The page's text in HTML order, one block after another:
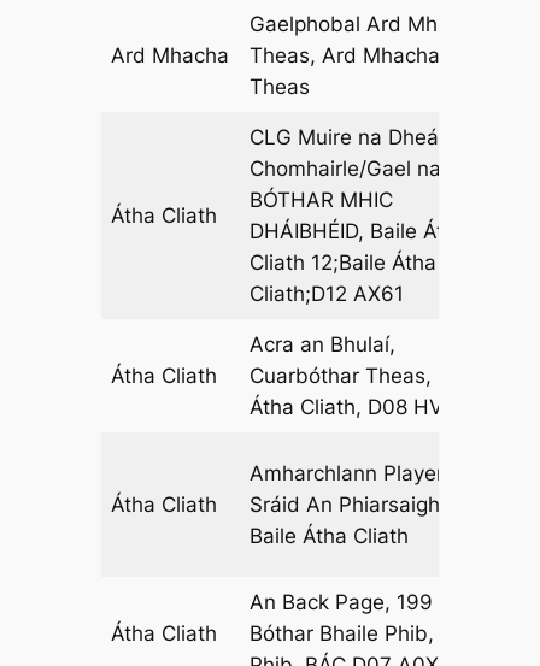
Ard Mhacha
Gaelphobal Ard Mhacha
Theas, Ard Mhacha
Theas
Átha Cliath
CLG Muire na Dheá
Chomhairle/Gael na Life,
BÓTHAR MHIC
DHÁIBHÉID, Baile Átha
Cliath 12;Baile Átha
Cliath;D12 AX61
Átha Cliath
Acra an Bhulaí,
Cuarbóthar Theas, Baile
Átha Cliath, D08 HV0A
Átha Cliath
Amharchlann Players,
Sráid An Phiarsaigh,
Baile Átha Cliath
Átha Cliath
An Back Page, 199
Bóthar Bhaile Phib, Baile